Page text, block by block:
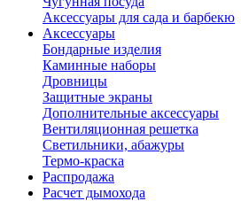
Аксессуары для сада и барбекю
Аксессуары
Бондарные изделия
Каминные наборы
Дровницы
Защитные экраны
Дополнительные аксессуары
Вентиляционная решетка
Светильники, абажуры
Термо-краска
Распродажа
Расчет дымохода